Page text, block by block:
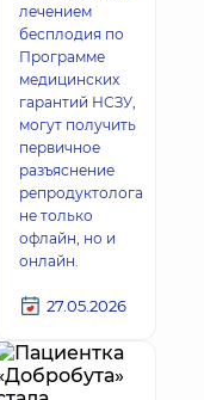
лечением
бесплодия по
Программе
медицинских
гарантий НСЗУ,
могут получить
первичное
разъяснение
репродуктолога
не только
офлайн, но и
онлайн.
27.05.2026